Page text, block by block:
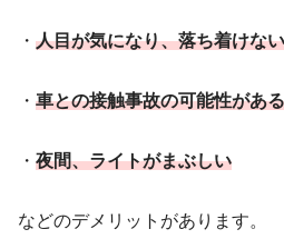
・ 人目が気になり、落ち着けない
・ 車との接触事故の可能性がある
・ 夜間、ライトがまぶしい
などのデメリットがあります。